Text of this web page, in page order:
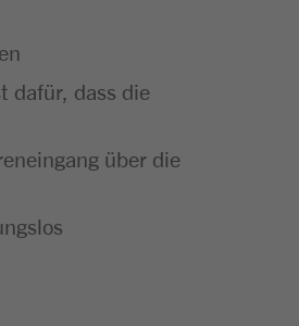
dafür, dass die
über die